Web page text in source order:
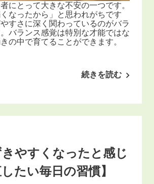
にとって大きな不安の一つです。
くなったから」と思われがちです
すさに深く関わっているのがバラ
バランス感覚は特別な才能ではな
の中で育てることができます。
続きを読む
きやすくなったと感じ
たい毎日の習慣】